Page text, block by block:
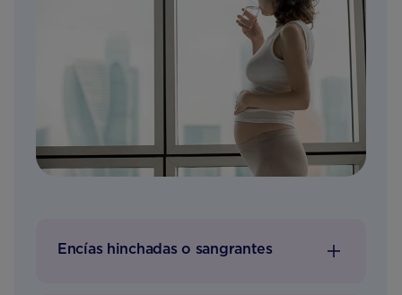
Encías hinchadas o sangrantes